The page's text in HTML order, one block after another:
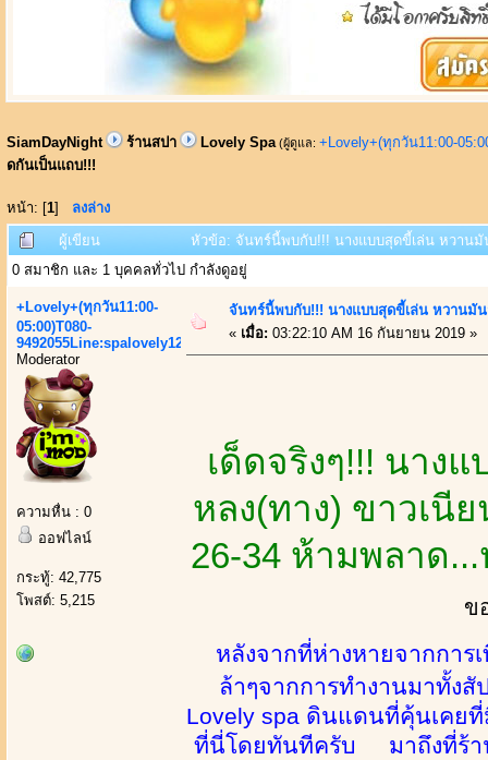
SiamDayNight ร้านสปา Lovely Spa (ผู้ดูแล: +Lovely+(ทุกวัน11:00-
ดกันเป็นแถบ!!!
หน้า: [1] ลงล่าง
ผู้เขียน
หัวข้อ: จันทร์นี้พบกับ!!! นางแบบสุดขี้เล่น หวาน
0 สมาชิก และ 1 บุคคลทั่วไป กำลังดูอยู่
+Lovely+(ทุกวัน11:00-
05:00)T080-
9492055Line:spalovely123
Moderator
ความหื่น : 0
ออฟไลน์
กระทู้: 42,775
โพสต์: 5,215
จันทร์นี้พบกับ!!! นางแบบสุดขี้เล่น หวานมั
« เมื่อ: 03:22:10 AM 16 กันยายน 2019 »
เด็ดจริงๆ!!! นาง
หลง(ทาง) ขาวเนี
26-34 ห้ามพลาด
ข
หลังจากที่ห่างหายจากกา
ล้าๆจากการทำงานมาทั้ง
Lovely spa ดินแดนที่คุ้นเคย
ที่นี่โดยทันทีครับ มาถึงที่ร้า